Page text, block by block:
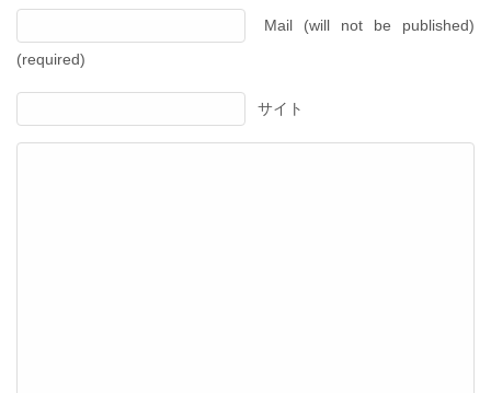
Mail (will not be published)
(required)
サイト